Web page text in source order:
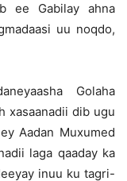
ee Gabilay ahna
uu noqdo,
Golaha
xasaanadii dib ugu
Aadan Muxumed
laga qaaday ka
inuu ku tagri-